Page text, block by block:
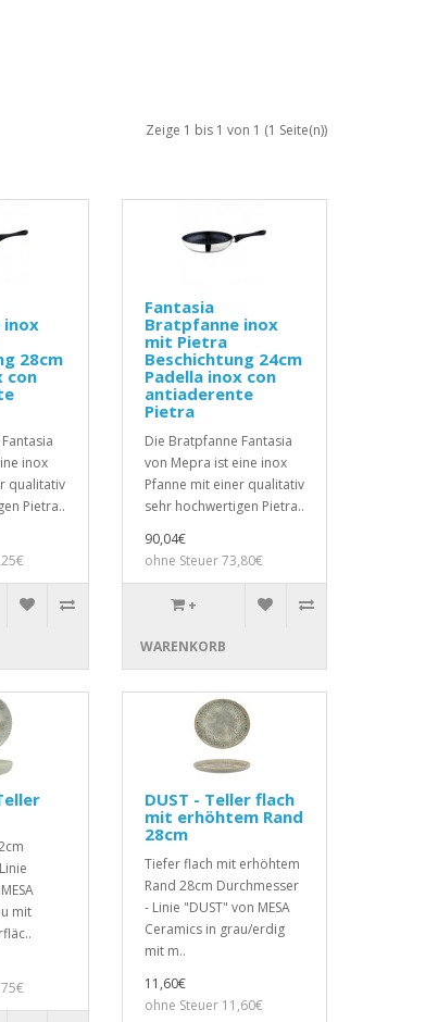
Zeige 1 bis 1 von 1 (1 Seite(n))
inox
28cm
con
inox
qualitativ
Pietra..
Fantasia
Bratpfanne inox
mit Pietra
Beschichtung 24cm
Padella inox con
antiaderente
Pietra
Die Bratpfanne Fantasia
von Mepra ist eine inox
Pfanne mit einer qualitativ
sehr hochwertigen Pietra..
90,04€
ohne Steuer 73,80€
+
WARENKORB
mit
DUST - Teller flach
mit erhöhtem Rand
28cm
Tiefer flach mit erhöhtem
Rand 28cm Durchmesser
- Linie "DUST" von MESA
Ceramics in grau/erdig
mit m..
11,60€
ohne Steuer 11,60€